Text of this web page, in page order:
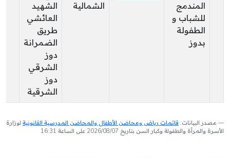
المندمج
للشباب و
الطفولة
بدوز
الشمالية
الشهيد
العائشي
طريق
الضمرانة
دوز
الشرقي
دوز
الشرقية
مصدر البيانات: قائمات رياض ومحاضن الأطفال والمحاضن المدرسية القانونية لوزارة
الأسرة والمرأة والطفولة وكبار السن بتاريخ 2026/08/07 على الساعة 16:31